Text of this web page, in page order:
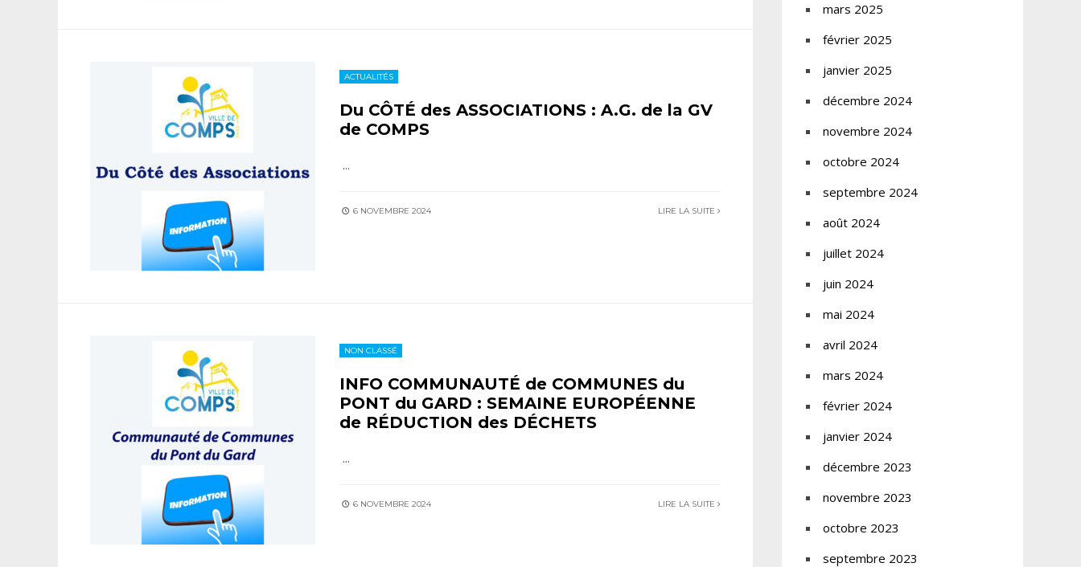
ACTUALITÉS
Du CÔTÉ des ASSOCIATIONS : A.G. de la GV
de COMPS
...
6 NOVEMBRE 2024 LIRE LA SUITE
NON CLASSÉ
INFO COMMUNAUTÉ de COMMUNES du
PONT du GARD : SEMAINE EUROPÉENNE
de RÉDUCTION des DÉCHETS
...
6 NOVEMBRE 2024 LIRE LA SUITE
mars 2025
février 2025
janvier 2025
décembre 2024
novembre 2024
octobre 2024
septembre 2024
août 2024
juillet 2024
juin 2024
mai 2024
avril 2024
mars 2024
février 2024
janvier 2024
décembre 2023
novembre 2023
octobre 2023
septembre 2023